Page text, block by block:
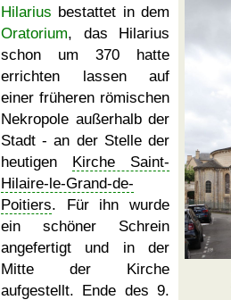
Hilarius bestattet in dem
Oratorium, das Hilarius
schon um 370 hatte
errichten lassen auf
einer früheren römischen
Nekropole außerhalb der
Stadt - an der Stelle der
heutigen Kirche Saint-
Hilaire-le-Grand-de-
Poitiers. Für ihn wurde
ein schöner Schrein
angefertigt und in der
Mitte der Kirche
aufgestellt. Ende des 9.